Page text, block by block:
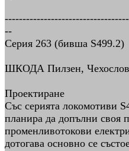
--
Серия 263 (бивша S499.2)
ШКОДА Пилзен,
Проектиране
Със серията локомотиви
планира да допълни своя
променливотокови
дотогава основно се